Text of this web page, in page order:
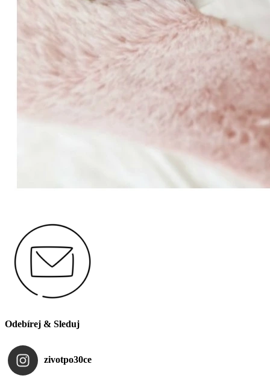
Odebírej & Sleduj
zivotpo30ce